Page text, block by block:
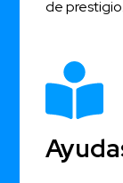
de prestigio.